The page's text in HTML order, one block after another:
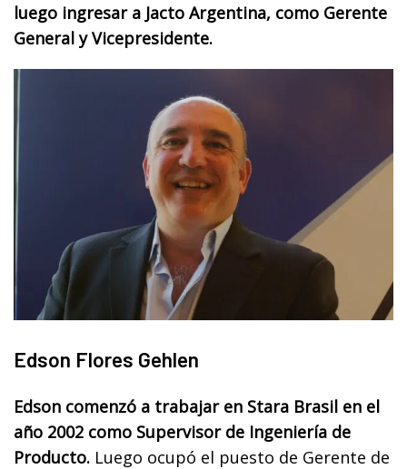
luego ingresar a Jacto Argentina, como Gerente
General y Vicepresidente.
Edson Flores Gehlen
Edson comenzó a trabajar en Stara Brasil en el
año 2002 como Supervisor de Ingeniería de
Producto. Luego ocupó el puesto de Gerente de